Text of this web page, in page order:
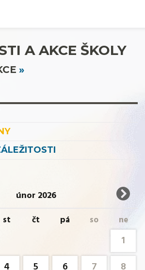
A AKCE ŠKOLY
únor 2026
st čt pá so ne
1